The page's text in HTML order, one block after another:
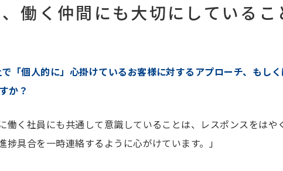
働く仲間にも大切にしているこ
「個人的に」心掛けているお客様に対するアプローチ、もし
か？
働く社員にも共通して意識していることは、レスポンスをはや
捗具合を一時連絡するように心がけています。」